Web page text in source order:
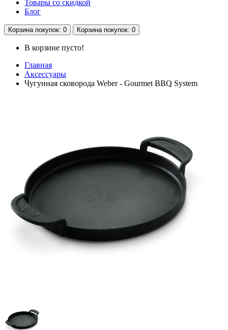
Товары со скидкой
Блог
Корзина покупок: 0 Корзина покупок: 0
В корзине пусто!
Главная
Аксессуары
Чугунная сковорода Weber - Gourmet BBQ System